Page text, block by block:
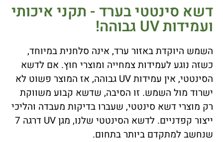
דשא סינטטי בערד - תקני איכותי
ועמידות UV גבוהה!
השמש היוקדת באזור ערד, אינה סלחנית במיוחד,
כשזה נוגע לעמידות צמחייה ומוצרי חוץ. אם לדשא
הסינטטי, אין עמידות UV גבוהה, אז המוצר פשוט לא
ישרוד מול השמש. זו הסיבה, שדשא קבוע משווקת
רק מוצרי דשא סינטטי, שעברו בדיקות מעבדה והליכי
ייצור קפדניים. לדשא הסינטטי שלנו, מגן UV דרגה 7
שנחשב למתקדם ביותר בתחום.